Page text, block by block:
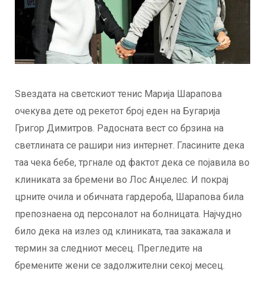
Ѕвездата на светскиот тенис Марија Шарапова
очекува дете од рекетот број еден на Бугарија
Григор Димитров. Радосната вест со брзина на
светлината се рашири низ интернет. Гласините дека
таа чека бебе, тргнале од фактот дека се појавила во
клиниката за бремени во Лос Анџелес. И покрај
црните очила и обичната гардероба, Шарапова била
препознаена од персоналот на болницата. Најчудно
било дека на излез од клиниката, таа закажала и
термин за следниот месец. Прегледите на
бремените жени се задолжителни секој месец.